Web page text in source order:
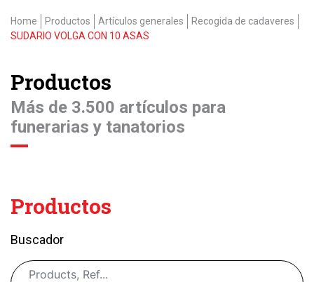
Home Productos Artículos generales
Recogida de cadaveres
SUDARIO VOLGA CON 10 ASAS
Productos
Más de 3.500 artículos para
funerarias y tanatorios
Productos
Buscador